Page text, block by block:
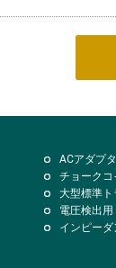
ACアダプタ
チョークコ
大型標準ト
電圧検出用
インピー